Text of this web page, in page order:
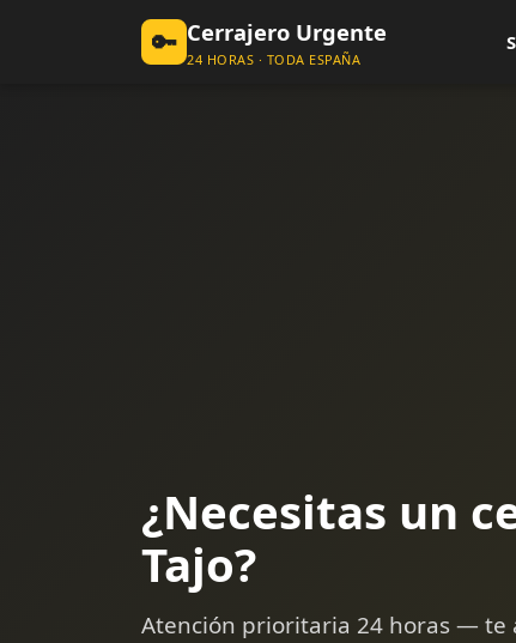
🔑 Cerrajero Urgente
24 HORAS · TODA ESPAÑA
¿Necesitas un
Tajo?
Atención prioritaria 24 horas — te